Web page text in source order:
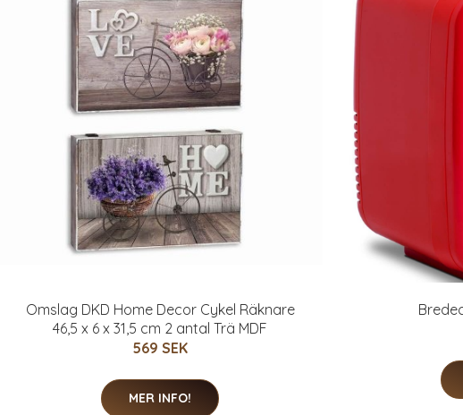
Omslag DKD Home Decor Cykel Räknare
46,5 x 6 x 31,5 cm 2 antal Trä MDF
569 SEK
MER INFO!